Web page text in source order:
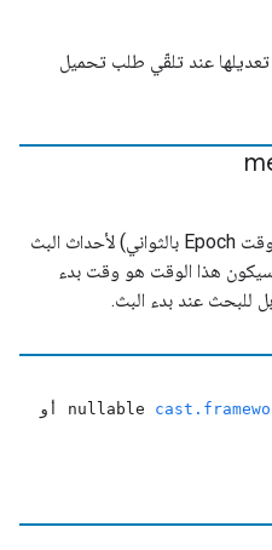
تعديلها عند تلقّي طلب تحميل
تشير هذه السمة إلى الوقت المطلق (وقت Epoch بالثواني) لأحداث البث
سيكون هذا الوقت هو وقت بدء
للبحث عند بدء البث.
أو